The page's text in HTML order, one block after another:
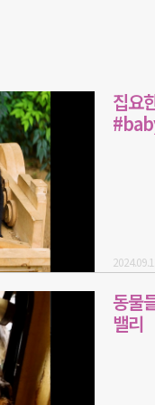
집요
동물
밸리